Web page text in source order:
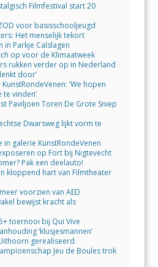
Filmfestival start 20
voor basisschooljeugd
Het menselijk tekort
in Parkje Calslagen
op voor de Klimaatweek
rukken verder op in Nederland
door’
‘We hopen
vinden’
Paviljoen Toren De Grote Sniep
Dwarsweg lijkt vorm te
galerie KunstRondeVenen
op Fort bij Nigtevecht
Pak een deelauto!
kloppend hart van Filmtheater
voorzien van AED
bewijst kracht als
toernooi bij Qui Vive
‘klusjesmannen’
gerealiseerd
Jeu de Boules trok